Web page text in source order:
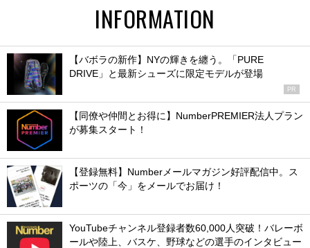
INFORMATION
【バボラの新作】NYの輝きを纏う。「PURE
DRIVE」と最新シューズに限定モデルが登場
PR
【同僚や仲間とお得に】NumberPREMIER法人プラン
が募集スタート！
【登録無料】Numberメールマガジン好評配信中。ス
ポーツの「今」をメールでお届け！
YouTubeチャンネル登録者数60,000人突破！バレーボ
ールや陸上、バスケ、野球などの選手のインタビュー